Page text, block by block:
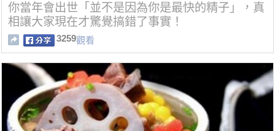
你當年會出世「並不是因為你是最快的精子」，真
相讓大家現在才驚覺搞錯了事實！
3259觀看